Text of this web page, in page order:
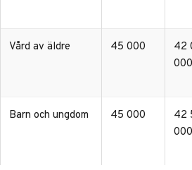
Vård av äldre 45 000
42
000
Barn och ungdom 45 000
42
000